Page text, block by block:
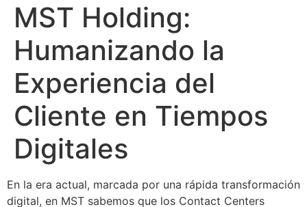
MST Holding:
Humanizando la
Experiencia del
Cliente en Tiempos
Digitales
En la era actual, marcada por una rápida transformación
digital, en MST sabemos que los Contact Centers